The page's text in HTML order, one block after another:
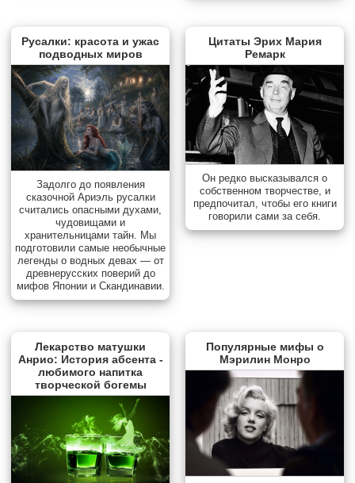
Русалки: красота и ужас
подводных миров
Задолго до появления
сказочной Ариэль русалки
считались опасными духами,
чудовищами и
хранительницами тайн. Мы
подготовили самые необычные
легенды о водных девах — от
древнерусских поверий до
мифов Японии и Скандинавии.
Цитаты Эрих Мария
Ремарк
Он редко высказывался о
собственном творчестве, и
предпочитал, чтобы его книги
говорили сами за себя.
Лекарство матушки
Анрио: История абсента -
любимого напитка
творческой богемы
Популярные мифы о
Мэрилин Монро